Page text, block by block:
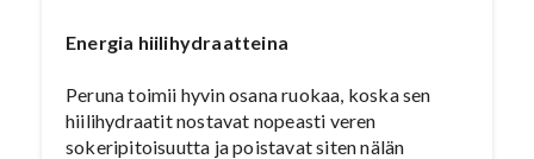
Energia hiilihydraatteina
Peruna toimii hyvin osana ruokaa, koska sen
hiilihydraatit nostavat nopeasti veren
sokeripitoisuutta ja poistavat siten nälän